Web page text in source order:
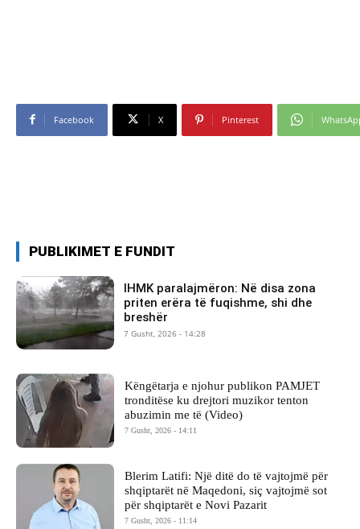
Facebook X Pinterest
PUBLIKIMET E FUNDIT
IHMK paralajmëron: Në disa zona
priten erëra të fuqishme, shi dhe
breshër
7 Gusht, 2026 - 14:28
Këngëtarja e njohur publikon PAMJET
tronditëse ku drejtori muzikor tenton
abuzimin me të (Video)
7 Gusht, 2026 - 14:11
Blerim Latifi: Një ditë do të vajtojmë për
shqiptarët në Maqedoni, siç vajtojmë sot
për shqiptarët e Novi Pazarit
7 Gusht, 2026 - 11:14